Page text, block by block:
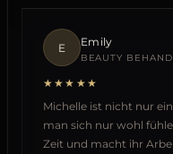
E Emily
BEAUTY
★★★★★
Michelle ist nicht nur
man sich nur wohl
Zeit und macht ihr